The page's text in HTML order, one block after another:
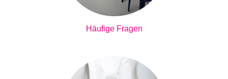
Häufige Fragen